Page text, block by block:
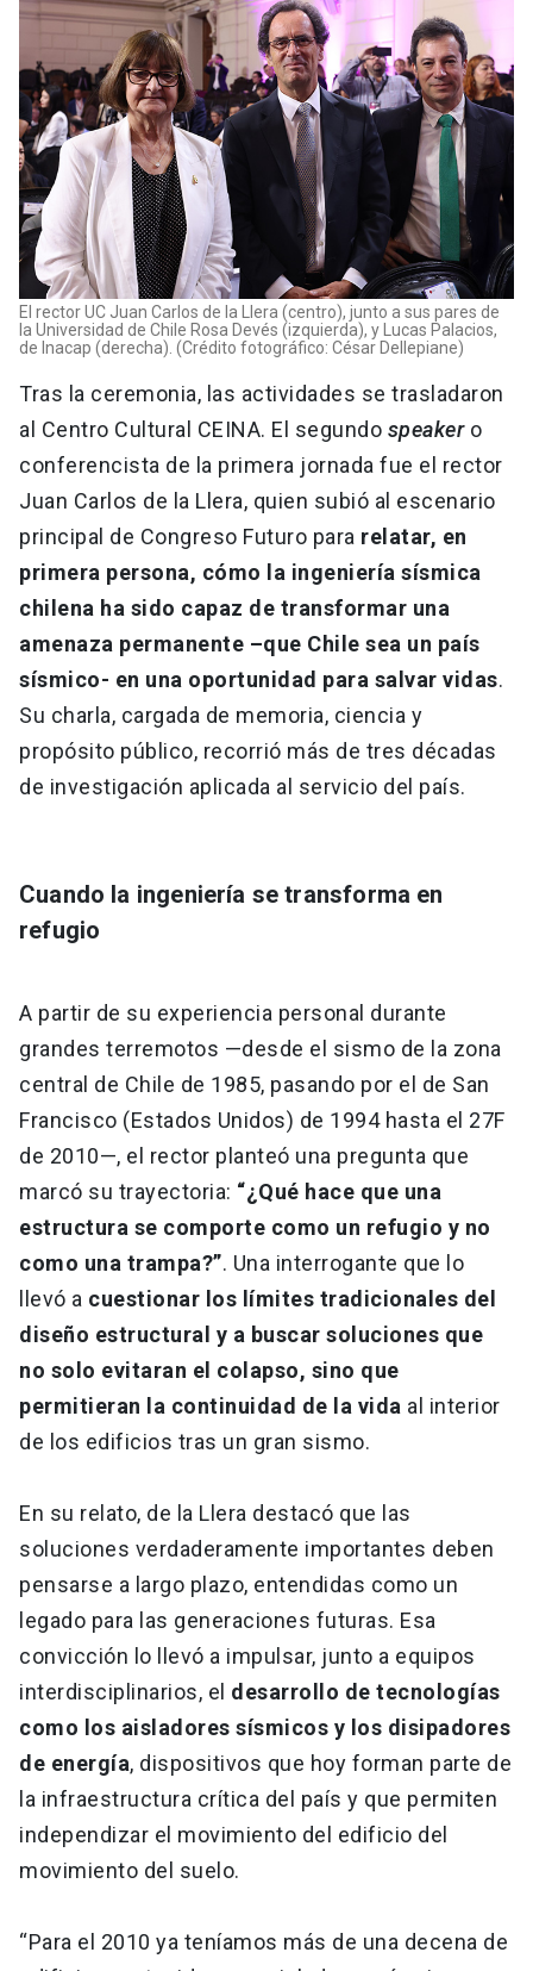
El rector UC Juan Carlos de la Llera (centro), junto a sus pares de
la Universidad de Chile Rosa Devés (izquierda), y Lucas Palacios,
de Inacap (derecha). (Crédito fotográfico: César Dellepiane)
Tras la ceremonia, las actividades se trasladaron
al Centro Cultural CEINA. El segundo speakero
conferencista de la primera jornada fue el rector
Juan Carlos de la Llera, quien subió al escenario
principal de Congreso Futuro para relatar, en
primera persona, cómo la ingeniería sísmica
chilena ha sido capaz de transformar una
amenaza permanente –que Chile sea un país
sísmico- en una oportunidad para salvar vidas.
Su charla, cargada de memoria, ciencia y
propósito público, recorrió más de tres décadas
de investigación aplicada al servicio del país.
Cuando la ingeniería se transforma en
refugio
A partir de su experiencia personal durante
grandes terremotos —desde el sismo de la zona
central de Chile de 1985, pasando por el de San
Francisco (Estados Unidos) de 1994 hasta el 27F
de 2010—, el rector planteó una pregunta que
marcó su trayectoria: “¿Qué hace que una
estructura se comporte como un refugio y no
como una trampa?”. Una interrogante que lo
llevó a cuestionar los límites tradicionales del
diseño estructural y a buscar soluciones que
no solo evitaran el colapso, sino que
permitieran la continuidad de la vida al interior
de los edificios tras un gran sismo.
En su relato, de la Llera destacó que las
soluciones verdaderamente importantes deben
pensarse a largo plazo, entendidas como un
legado para las generaciones futuras. Esa
convicción lo llevó a impulsar, junto a equipos
interdisciplinarios, el desarrollo de tecnologías
como los aisladores sísmicos y los disipadores
de energía, dispositivos que hoy forman parte de
la infraestructura crítica del país y que permiten
independizar el movimiento del edificio del
movimiento del suelo.
“Para el 2010 ya teníamos más de una decena de